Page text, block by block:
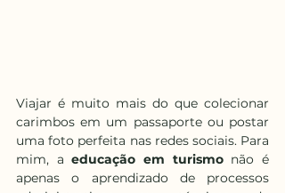
Viajar é muito mais do que colecionar
carimbos em um passaporte ou postar
uma foto perfeita nas redes sociais. Para
mim, a educação em turismo não é
apenas o aprendizado de processos